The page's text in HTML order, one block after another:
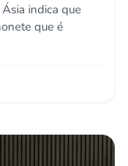
indica que
que é